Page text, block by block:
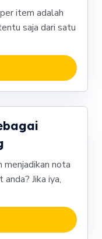
item adalah
saja dari satu
menjadikan nota
Jika iya,